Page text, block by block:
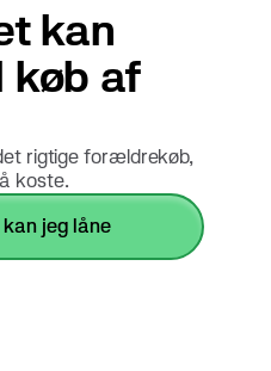
kan
køb af
rigtige forældrekøb,
koste.
kan jeg låne